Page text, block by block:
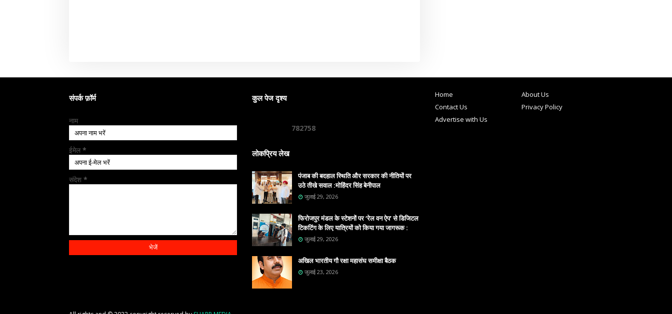
संपर्क फ़ॉर्म
नाम
ईमेल *
संदेश *
कुल पेज दृश्य
782758
लोकप्रिय लेख
पंजाब की बदहाल स्थिति और सरकार की नीतियों पर
उठे तीखे सवाल :मोहिंदर सिंह बेनीपाल
जुलाई 29, 2026
फिरोजपुर मंडल के स्टेशनों पर ‘रेल वन ऐप’ से डिजिटल
टिकटिंग के लिए यात्रियों को किया गया जागरूक :
जुलाई 29, 2026
अखिल भारतीय गौ रक्षा महासंघ समीक्षा बैठक
जुलाई 23, 2026
Home
About Us
Contact Us
Privacy Policy
Advertise with Us